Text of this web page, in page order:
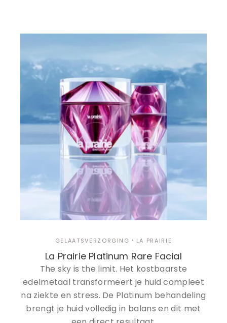
GELAATSVERZORGING LA PRAIRIE
La Prairie Platinum Rare Facial
The sky is the limit. Het kostbaarste
edelmetaal transformeert je huid compleet
na ziekte en stress. De Platinum behandeling
brengt je huid volledig in balans en dit met